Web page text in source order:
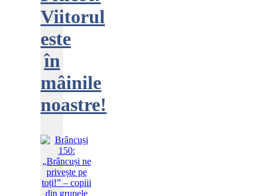
Viitorul
este
în
mâinile
noastre!